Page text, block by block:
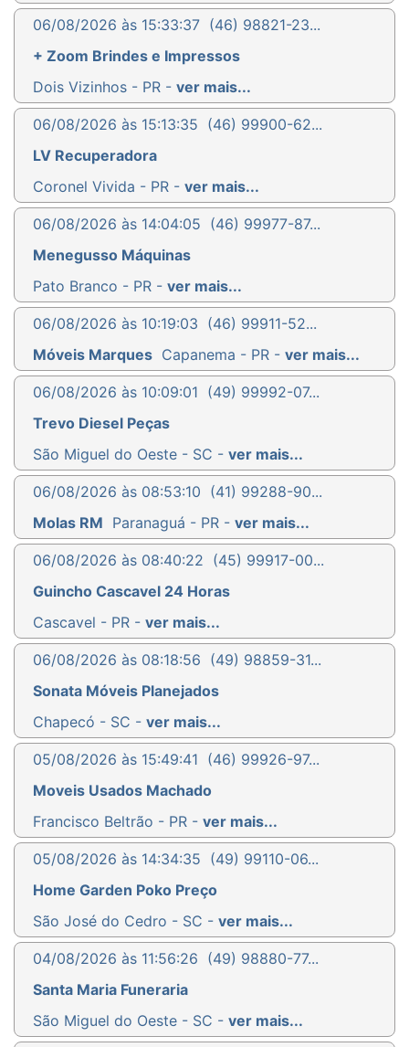
06/08/2026 às 15:33:37 (46) 98821-23...
+ Zoom Brindes e Impressos
Dois Vizinhos - PR - ver mais...
06/08/2026 às 15:13:35 (46) 99900-62...
LV Recuperadora
Coronel Vivida - PR - ver mais...
06/08/2026 às 14:04:05 (46) 99977-87...
Menegusso Máquinas
Pato Branco - PR - ver mais...
06/08/2026 às 10:19:03 (46) 99911-52...
Móveis Marques Capanema - PR - ver mais...
06/08/2026 às 10:09:01 (49) 99992-07...
Trevo Diesel Peças
São Miguel do Oeste - SC - ver mais...
06/08/2026 às 08:53:10 (41) 99288-90...
Molas RM Paranaguá - PR - ver mais...
06/08/2026 às 08:40:22 (45) 99917-00...
Guincho Cascavel 24 Horas
Cascavel - PR - ver mais...
06/08/2026 às 08:18:56 (49) 98859-31...
Sonata Móveis Planejados
Chapecó - SC - ver mais...
05/08/2026 às 15:49:41 (46) 99926-97...
Moveis Usados Machado
Francisco Beltrão - PR - ver mais...
05/08/2026 às 14:34:35 (49) 99110-06...
Home Garden Poko Preço
São José do Cedro - SC - ver mais...
04/08/2026 às 11:56:26 (49) 98880-77...
Santa Maria Funeraria
São Miguel do Oeste - SC - ver mais...